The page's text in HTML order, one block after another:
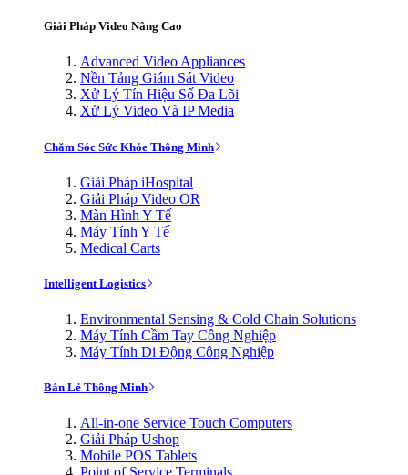
Giải Pháp Video Nâng Cao
Advanced Video Appliances
Nền Tảng Giám Sát Video
Xử Lý Tín Hiệu Số Đa Lõi
Xử Lý Video Và IP Media
Chăm Sóc Sức Khỏe Thông Minh
Giải Pháp iHospital
Giải Pháp Video OR
Màn Hình Y Tế
Máy Tính Y Tế
Medical Carts
Intelligent Logistics
Environmental Sensing & Cold Chain Solutions
Máy Tính Cầm Tay Công Nghiệp
Máy Tính Di Động Công Nghiệp
Bán Lẻ Thông Minh
All-in-one Service Touch Computers
Giải Pháp Ushop
Mobile POS Tablets